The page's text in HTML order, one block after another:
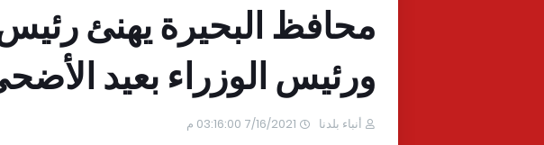
محافظ البحيرة يهنئ
ورئيس الوزراء بعيد
أنباء بلدنا 7/16/2021 03:16:00 م